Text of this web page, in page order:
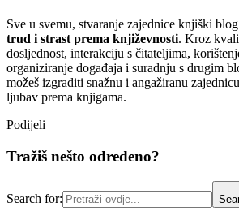
Sve u svemu, stvaranje zajednice knjiški blog
trud i strast prema književnosti. Kroz
dosljednost, interakciju s čitateljima,
organiziranje događaja i suradnju s drugim
možeš izgraditi snažnu i angažiranu
ljubav prema knjigama.
Podijeli
Tražiš nešto određeno?
Search for: